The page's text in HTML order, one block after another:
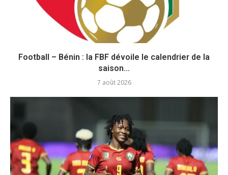
Football – Bénin : la FBF dévoile le calendrier de la
saison...
7 août 2026